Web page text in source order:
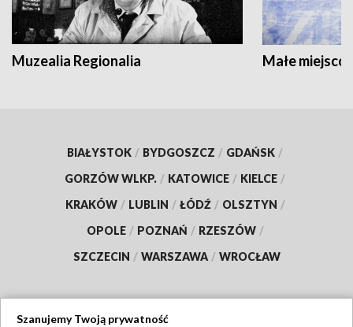
Muzealia Regionalia Małe
BIAŁYSTOK / BYDGOSZCZ / GDAŃSK /
GORZÓW WLKP. / KATOWICE / KIELCE /
KRAKÓW / LUBLIN / ŁÓDŹ / OLSZTYN /
OPOLE / POZNAŃ / RZESZÓW /
SZCZECIN / WARSZAWA / WROCŁAW
Szanujemy Twoją prywatność